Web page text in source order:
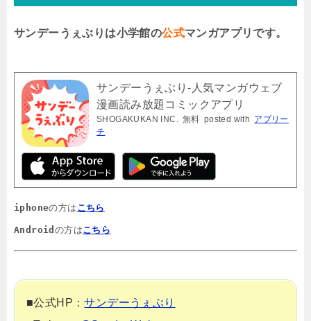
サンデーうぇぶりは小学館の公式マンガアプリです。
サンデーうぇぶり-人気マンガウェブ
漫画読み放題コミックアプリ
SHOGAKUKAN INC. 無料 posted with アプリー
チ
iphoneの方は こちら
Android の方はこちら
■公式HP：サンデーうぇぶり